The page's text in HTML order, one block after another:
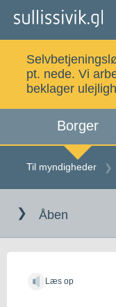
Alle emner
pt. nede. Vi
beklager
Borger
Til myndigheder
Åben
Læs op